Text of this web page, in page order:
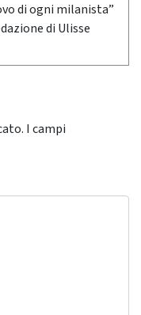
di ogni milanista”
di Ulisse
I campi